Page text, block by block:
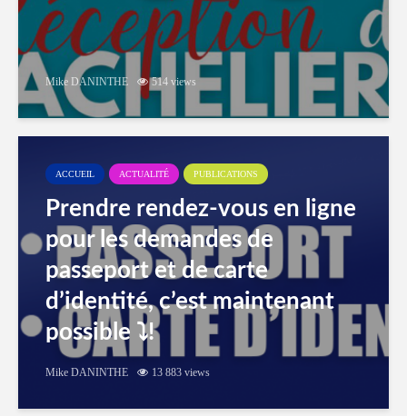
Mike DANINTHE 514 views
ACCUEIL ACTUALITÉ PUBLICATIONS
Prendre rendez-vous en ligne
pour les demandes de
passeport et de carte
d’identité, c’est maintenant
possible ⤵️!
Mike DANINTHE 13 883 views